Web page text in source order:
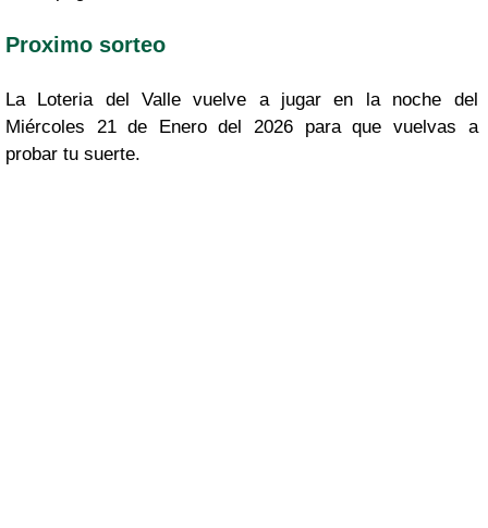
Proximo sorteo
La Loteria del Valle vuelve a jugar en la noche del
Miércoles 21 de Enero del 2026 para que vuelvas a
probar tu suerte.